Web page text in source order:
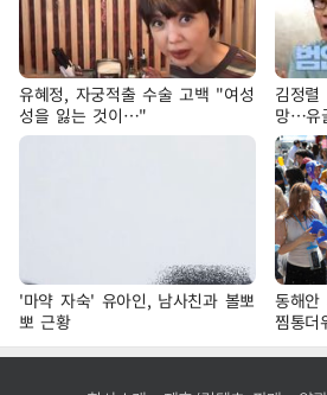
유혜정, 자궁적출 수술 고백 "여성
성을 잃는 것이…"
김정
망…유
'마약 자숙' 유아인, 남사친과 볼뽀
뽀 근황
동해
찜통더